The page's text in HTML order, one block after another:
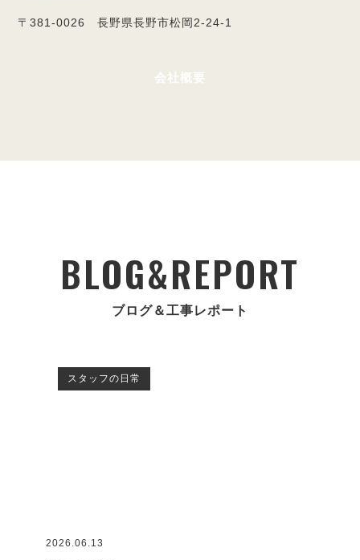
〒381-0026 長野県長野市松岡2-24-1
会社概要
BLOG&REPORT
ブログ＆工事レポート
スタッフの日常
2026.06.13